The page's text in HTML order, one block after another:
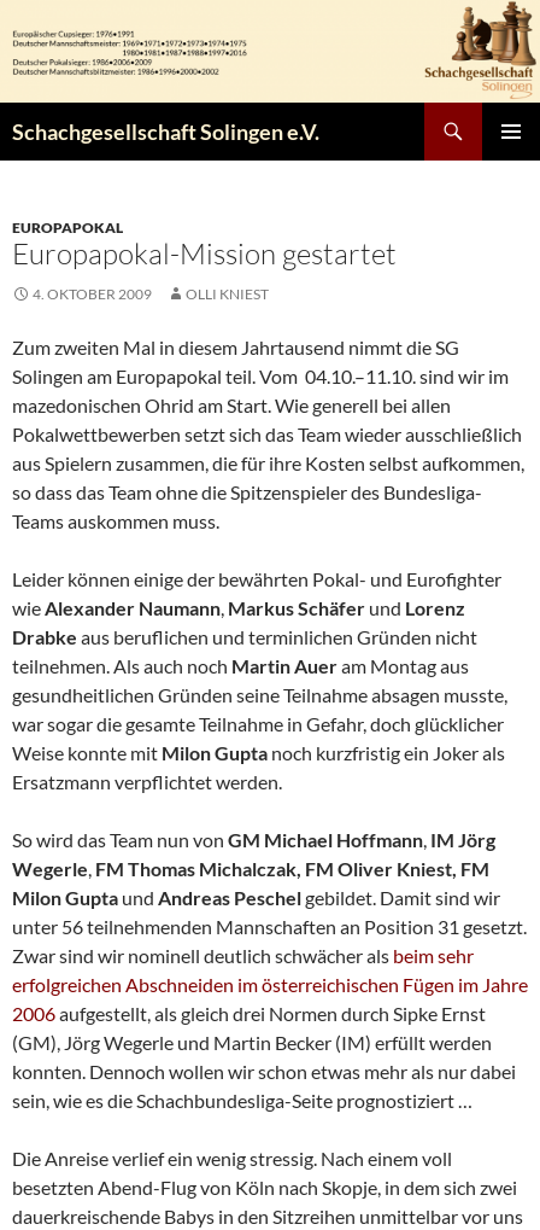
Inhalt
springen
Schachgesellschaft Solingen e.V.
EUROPAPOKAL
Europapokal-Mission gestartet
4. OKTOBER 2009 OLLI KNIEST
Zum zweiten Mal in diesem Jahrtausend nimmt die SG
Solingen am Europapokal teil. Vom 04.10.–11.10. sind wir im
mazedonischen Ohrid am Start. Wie generell bei allen
Pokalwettbewerben setzt sich das Team wieder ausschließlich
aus Spielern zusammen, die für ihre Kosten selbst aufkommen,
so dass das Team ohne die Spitzenspieler des Bundesliga-
Teams auskommen muss.
Leider können einige der bewährten Pokal- und Eurofighter
wieAlexander Naumann, Markus Schäfer und Lorenz
Drabke aus beruflichen und terminlichen Gründen nicht
teilnehmen. Als auch noch Martin Aueram Montag aus
gesundheitlichen Gründen seine Teilnahme absagen musste,
war sogar die gesamte Teilnahme in Gefahr, doch glücklicher
Weise konnte mit Milon Gupta noch kurzfristig ein Joker als
Ersatzmann verpflichtet werden.
So wird das Team nun von GM Michael Hoffmann, IM Jörg
Wegerle, FM Thomas Michalczak, FM Oliver Kniest, FM
Milon Gupta und Andreas Peschelgebildet. Damit sind wir
unter 56 teilnehmenden Mannschaften an Position 31 gesetzt.
Zwar sind wir nominell deutlich schwächer als beim sehr
erfolgreichen Abschneiden im österreichischen Fügen im Jahre
2006aufgestellt, als gleich drei Normen durch Sipke Ernst
(GM), Jörg Wegerle und Martin Becker (IM) erfüllt werden
konnten. Dennoch wollen wir schon etwas mehr als nur dabei
sein, wie es die Schachbundesliga-Seite prognostiziert …
Die Anreise verlief ein wenig stressig. Nach einem voll
besetzten Abend-Flug von Köln nach Skopje, in dem sich zwei
dauerkreischende Babys in den Sitzreihen unmittelbar vor uns